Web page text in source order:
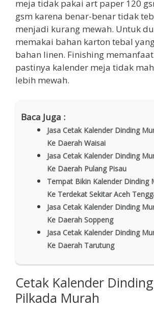
meja tidak pakai art paper 120
gsm karena benar-benar tidak
menjadi kurang mewah. Untuk
memakai bahan karton tebal
bahan linen. Finishing
pastinya kalender meja tidak
lebih mewah.
Baca Juga :
Jasa Cetak Kalender Dinding
Ke Daerah Waisai
Jasa Cetak Kalender Dinding
Ke Daerah Pulang Pisau
Tempat Bikin Kalender Dinding
Ke Terdekat Sekitar Aceh
Jasa Cetak Kalender Dinding
Ke Daerah Soppeng
Jasa Cetak Kalender Dinding
Ke Daerah Tarutung
Cetak Kalender
Pilkada Murah